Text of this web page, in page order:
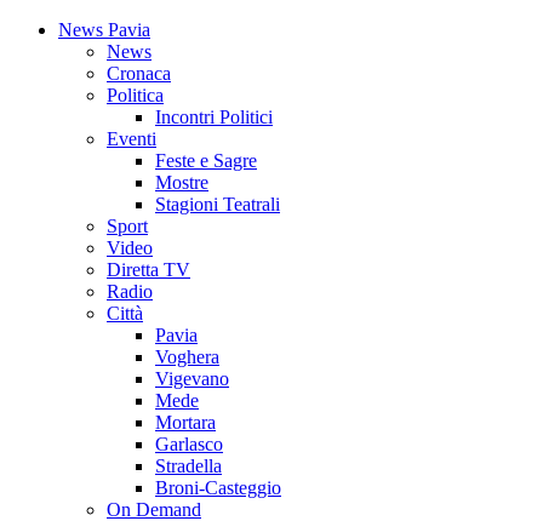
News Pavia
News
Cronaca
Politica
Incontri Politici
Eventi
Feste e Sagre
Mostre
Stagioni Teatrali
Sport
Video
Diretta TV
Radio
Città
Pavia
Voghera
Vigevano
Mede
Mortara
Garlasco
Stradella
Broni-Casteggio
On Demand